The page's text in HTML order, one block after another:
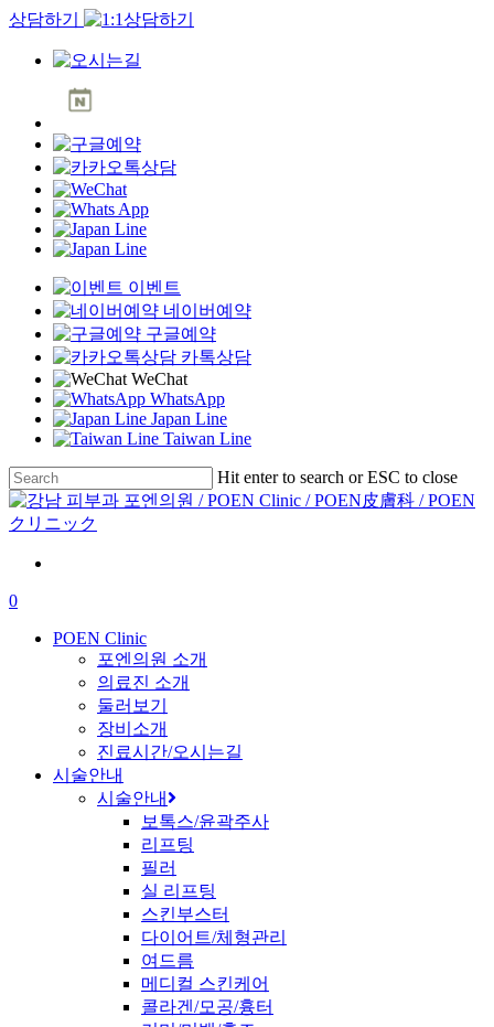
상담하기
이벤트
네이버예약
구글예약
카톡상담
WeChat
WhatsApp
Japan Line
Taiwan Line
Skip
to
main
content
Hit enter to search or ESC to close
Close
Search
0
POEN Clinic
포엔의원 소개
의료진 소개
둘러보기
장비소개
진료시간/오시는길
시술안내
시술안내
보톡스/윤곽주사
리프팅
필러
실 리프팅
스킨부스터
다이어트/체형관리
여드름
메디컬 스킨케어
콜라겐/모공/흉터